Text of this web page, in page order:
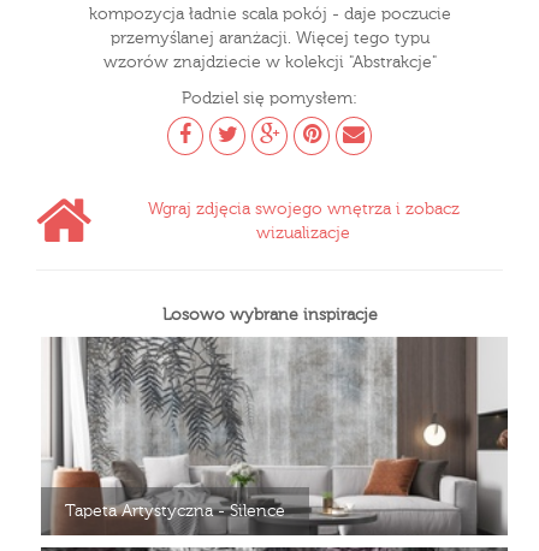
kompozycja ładnie scala pokój - daje poczucie
przemyślanej aranżacji. Więcej tego typu
wzorów znajdziecie w kolekcji "Abstrakcje"
Podziel się pomysłem:
Wgraj zdjęcia swojego wnętrza i zobacz
wizualizacje
Losowo wybrane inspiracje
Tapeta Artystyczna - Silence